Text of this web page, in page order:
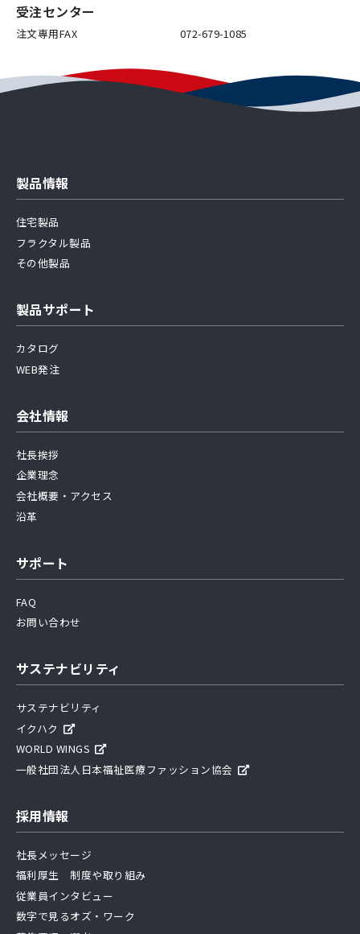
受注センター
注文専用FAX 072-679-1085
製品情報
住宅製品
フラクタル製品
その他製品
製品サポート
カタログ
WEB発注
会社情報
社長挨拶
企業理念
会社概要・アクセス
沿革
サポート
FAQ
お問い合わせ
サステナビリティ
サステナビリティ
イクハク
WORLD WINGS
一般社団法人日本福祉医療ファッション協会
採用情報
社長メッセージ
福利厚生 制度や取り組み
従業員インタビュー
数字で見るオズ・ワーク